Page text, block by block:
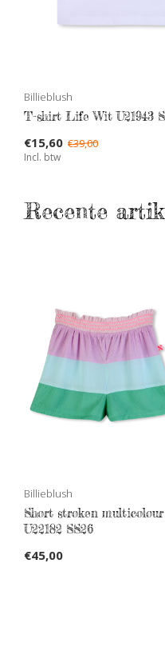
Billieblush
T-shirt Life Wit U21943
€15,60 €39,00
Incl. btw
Recente
Billieblush
Short stroken multicolour
U22182 SS26
€45,00